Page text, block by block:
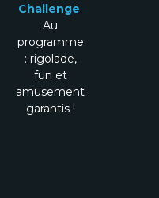
Challenge.
Au
programme
: rigolade,
fun et
amusement
garantis !